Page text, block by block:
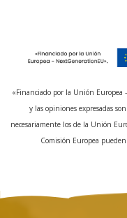
«Financiado por la Unión Europea
y las opiniones expresadas
necesariamente los de la Unión
Comisión Europea pueden